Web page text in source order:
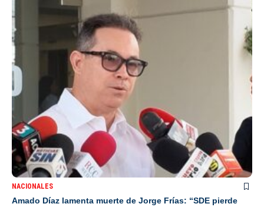
NACIONALES
Amado Díaz lamenta muerte de Jorge Frías: “SDE pierde